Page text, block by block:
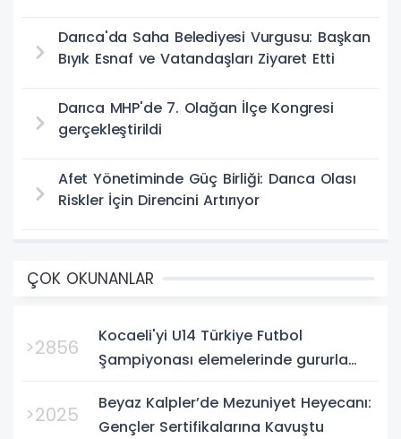
Darıca'da Saha Belediyesi Vurgusu: Başkan
Bıyık Esnaf ve Vatandaşları Ziyaret Etti
Darıca MHP'de 7. Olağan İlçe Kongresi
gerçekleştirildi
Afet Yönetiminde Güç Birliği: Darıca Olası
Riskler İçin Direncini Artırıyor
ÇOK OKUNANLAR
>2856
Kocaeli'yi U14 Türkiye Futbol
Şampiyonası elemelerinde gururla
Bursa'da oynanan yarı final...
>2025
Beyaz Kalpler’de Mezuniyet Heyecanı:
Gençler Sertifikalarına Kavuştu